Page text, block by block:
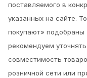
поставляемого в
указанных на сайте.
покупают» подобраны
рекомендуем
совместимость
розничной сети или